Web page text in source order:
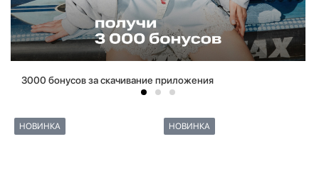
3000 бонусов за скачивание приложения
НОВИНКА НОВИНКА